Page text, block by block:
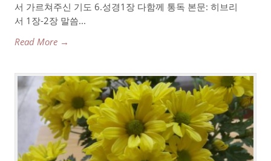
서 가르쳐주신 기도 6.성경1장 다함께 통독 본문: 히브리
서 1장-2장 말씀...
Read More →